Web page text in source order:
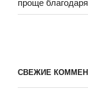
СВЕЖИЕ